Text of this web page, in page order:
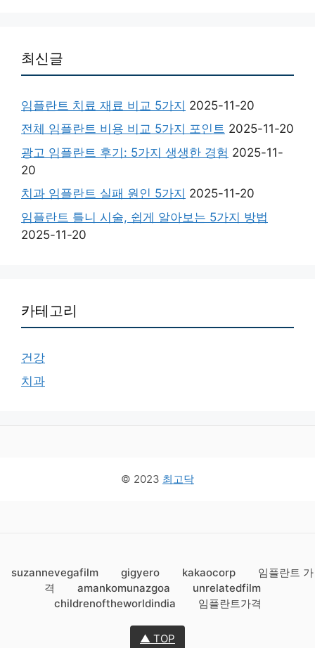
최신글
임플란트 치료 재료 비교 5가지 2025-11-20
전체 임플란트 비용 비교 5가지 포인트 2025-11-20
광고 임플란트 후기: 5가지 생생한 경험 2025-11-
20
치과 임플란트 실패 원인 5가지 2025-11-20
임플란트 틀니 시술, 쉽게 알아보는 5가지 방법
2025-11-20
카테고리
건강
치과
© 2023 최고닥
suzannevegafilm gigyero kakaocorp
임플란트 가
격
amankomunazgoa
unrelatedfilm
childrenoftheworldindia
임플란트가격
▲ TOP